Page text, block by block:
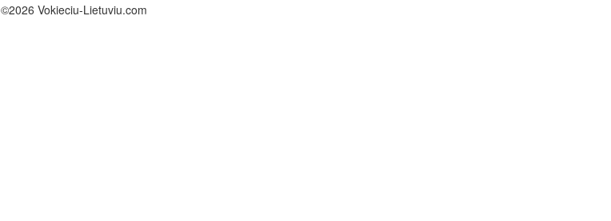
©2026 Vokieciu-Lietuviu.com